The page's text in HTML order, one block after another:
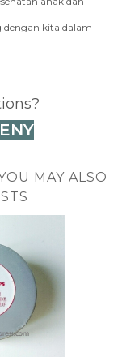
dengan kita dalam
MAY ALSO